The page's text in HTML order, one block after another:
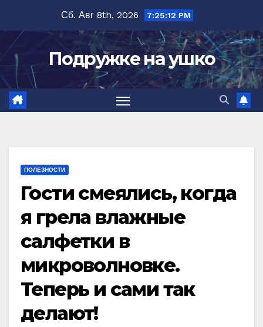
содержимому
Сб. Авг 8th, 2026 7:25:13 PM
Подружке на ушко
ПОЛЕЗНОСТИ
Гости смеялись, когда
я грела влажные
салфетки в
микроволновке.
Теперь и сами так
делают!